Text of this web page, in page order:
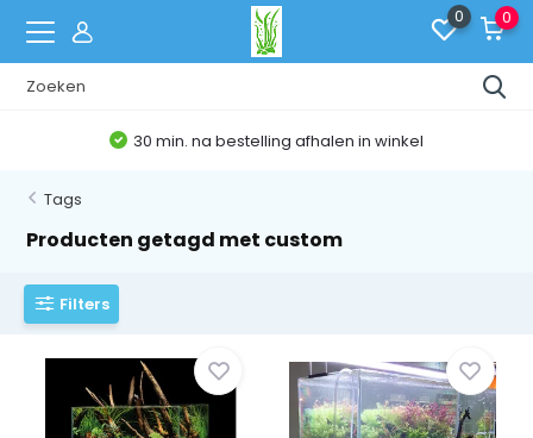
0 0
Belgische Webshop
Tags
Producten getagd met custom
Filters